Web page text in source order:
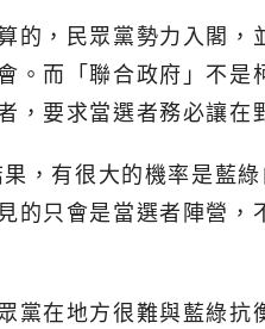
的，民眾黨勢力入閣
。而「聯合政府」不
，要求當選者務必讓在
，有很大的機率是藍
的只會是當選者陣營
黨在地方很難與藍綠